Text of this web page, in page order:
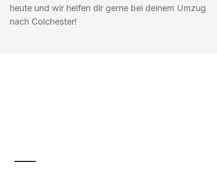
heute und wir helfen dir gerne bei deinem Umzug
nach Colchester!